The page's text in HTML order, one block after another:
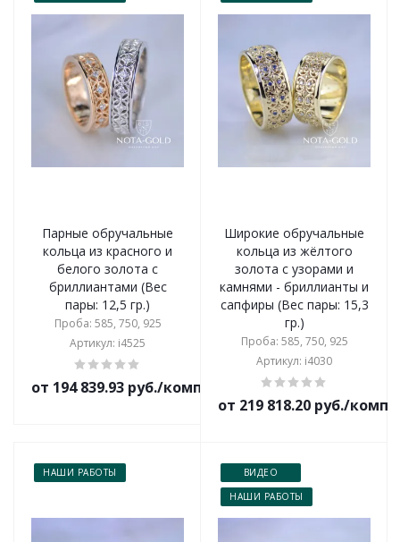
Парные обручальные
кольца из красного и
белого золота с
бриллиантами (Вес
пары: 12,5 гр.)
Проба: 585, 750, 925
Артикул: i4525
от 194 839.93 руб./комплект
Широкие обручальные
кольца из жёлтого
золота с узорами и
камнями - бриллианты и
сапфиры (Вес пары: 15,3
гр.)
Проба: 585, 750, 925
Артикул: i4030
от 219 818.20 руб./
НАШИ РАБОТЫ
ВИДЕО
НАШИ РАБОТЫ